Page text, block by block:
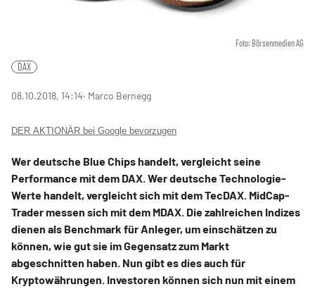
Foto: Börsenmedien AG
DAX
08.10.2018, 14:14‧ Marco Bernegg
DER AKTIONÄR bei Google bevorzugen
Wer deutsche Blue Chips handelt, vergleicht seine
Performance mit dem DAX. Wer deutsche Technologie-
Werte handelt, vergleicht sich mit dem TecDAX. MidCap-
Trader messen sich mit dem MDAX. Die zahlreichen Indizes
dienen als Benchmark für Anleger, um einschätzen zu
können, wie gut sie im Gegensatz zum Markt
abgeschnitten haben. Nun gibt es dies auch für
Kryptowährungen. Investoren können sich nun mit einem